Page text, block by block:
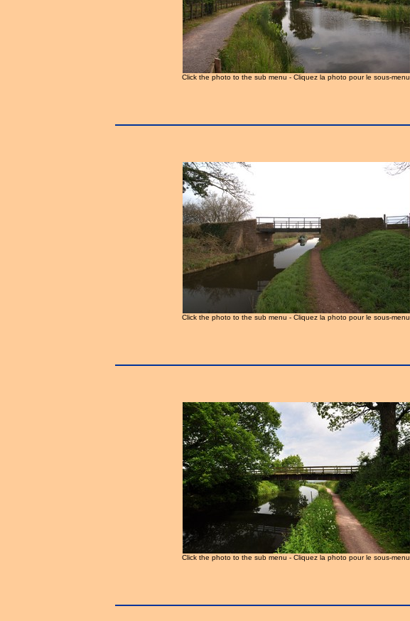
Click the photo to the sub menu - Cliquez la photo pour le sous-menu
Click the photo to the sub menu - Cliquez la photo pour le sous-menu
Click the photo to the sub menu - Cliquez la photo pour le sous-menu